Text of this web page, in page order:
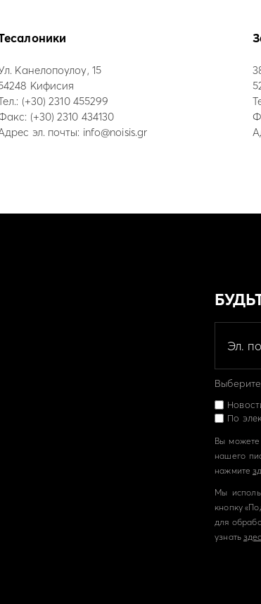
Канелопоулоу, 15
Кифисия
(+30) 2310 455299
(+30) 2310 434130
эл. почты: info@noisis.gr
По
Вы можете
нашего
нажмите
Мы
кнопку
для
узнать